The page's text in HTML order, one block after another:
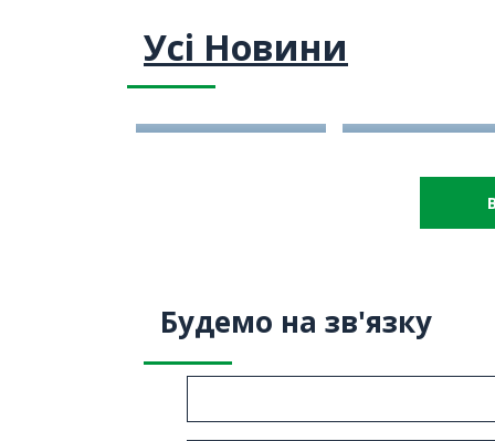
Усі Новини
Маврикії восени
Будемо на зв'язку